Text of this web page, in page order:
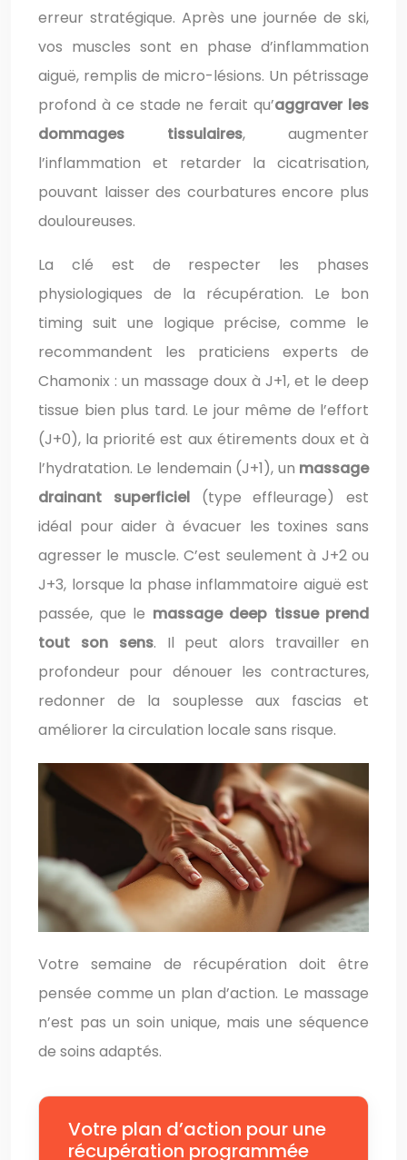
erreur stratégique. Après une journée de ski,
vos muscles sont en phase d’inflammation
aiguë, remplis de micro-lésions. Un pétrissage
profond à ce stade ne ferait qu’aggraver les
dommages tissulaires, augmenter
l’inflammation et retarder la cicatrisation,
pouvant laisser des courbatures encore plus
douloureuses.
La clé est de respecter les phases
physiologiques de la récupération. Le bon
timing suit une logique précise, comme le
recommandent les praticiens experts de
Chamonix : un massage doux à J+1, et le deep
tissue bien plus tard. Le jour même de l’effort
(J+0), la priorité est aux étirements doux et à
l’hydratation. Le lendemain (J+1), un massage
drainant superficiel(type effleurage) est
idéal pour aider à évacuer les toxines sans
agresser le muscle. C’est seulement à J+2 ou
J+3, lorsque la phase inflammatoire aiguë est
passée, que le massage deep tissue prend
tout son sens. Il peut alors travailler en
profondeur pour dénouer les contractures,
redonner de la souplesse aux fascias et
améliorer la circulation locale sans risque.
Votre semaine de récupération doit être
pensée comme un plan d’action. Le massage
n’est pas un soin unique, mais une séquence
de soins adaptés.
Votre plan d’action pour une
récupération programmée